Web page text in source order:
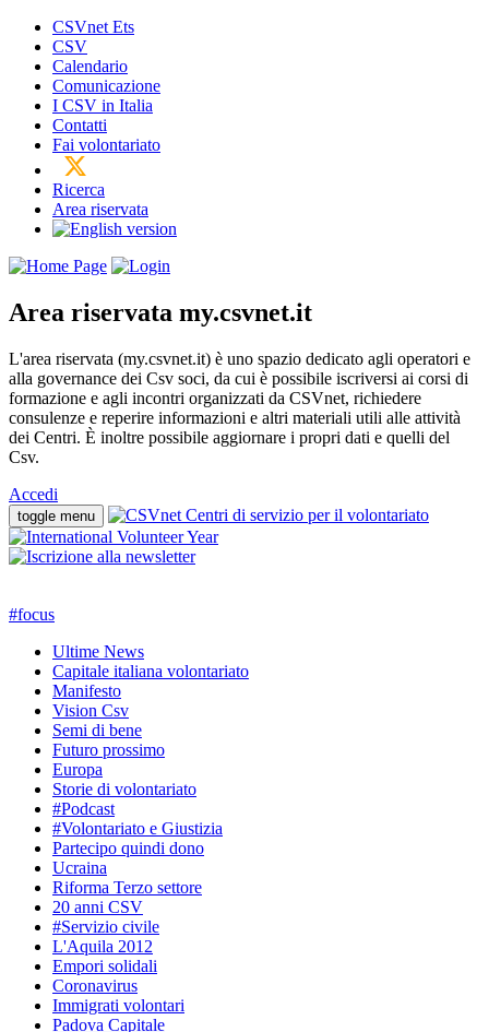
CSVnet Ets
CSV
Calendario
Comunicazione
I CSV in Italia
Contatti
Fai volontariato
Ricerca
Area riservata
Area riservata my.csvnet.it
L'area riservata (my.csvnet.it) è uno spazio dedicato agli operatori e
alla governance dei Csv soci, da cui è possibile iscriversi ai corsi di
formazione e agli incontri organizzati da CSVnet, richiedere
consulenze e reperire informazioni e altri materiali utili alle attività
dei Centri. È inoltre possibile aggiornare i propri dati e quelli del
Csv.
Accedi
toggle menu
#focus
Ultime News
Capitale italiana volontariato
Manifesto
Vision Csv
Semi di bene
Futuro prossimo
Europa
Storie di volontariato
#Podcast
#Volontariato e Giustizia
Partecipo quindi dono
Ucraina
Riforma Terzo settore
20 anni CSV
#Servizio civile
L'Aquila 2012
Empori solidali
Coronavirus
Immigrati volontari
Padova Capitale